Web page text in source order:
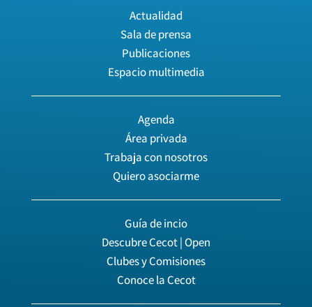
Actualidad
Sala de prensa
Publicaciones
Espacio multimedia
Agenda
Área privada
Trabaja con nosotros
Quiero asociarme
Guía de incio
Descubre Cecot | Open
Clubes y Comisiones
Conoce la Cecot